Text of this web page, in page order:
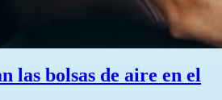
las bolsas de aire en el